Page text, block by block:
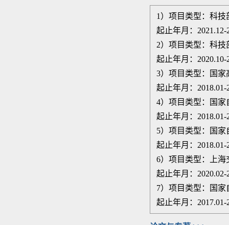
1）项目类型：科
起止年月： 2021.12-
2）项目类型：科
起止年月： 2020.10-
3）项目类型：国
起止年月： 2018.01-
4）项目类型：国
起止年月： 2018.01-
5）项目类型：国
起止年月：2018.01-
6）项目类型：上海
起止年月：2020.02-
7）项目类型：国
起止年月：2017.01-